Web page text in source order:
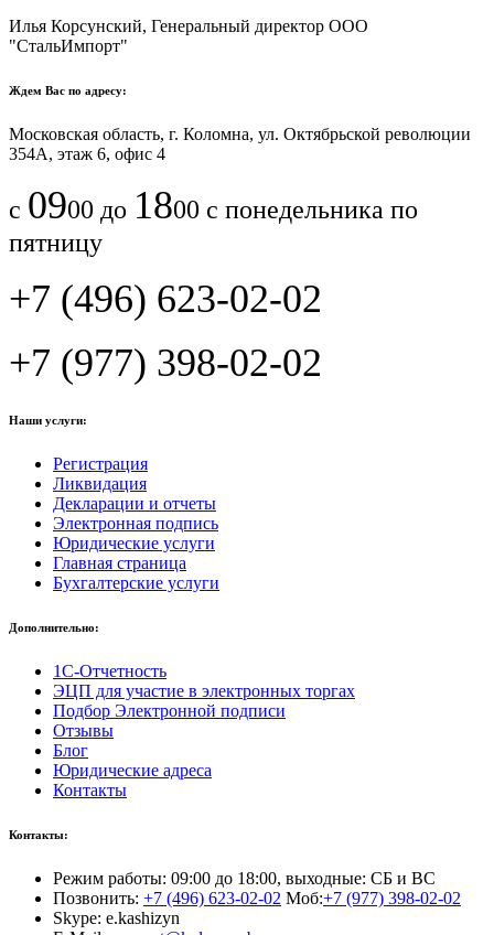
Илья Корсунский, Генеральный директор ООО
"СтальИмпорт"
Ждем Вас по адресу:
Московская область, г. Коломна, ул. Октябрьской революции
354А, этаж 6, офис 4
с 0900 до 1800 с понедельника по
пятницу
+7 (496) 623-02-02
+7 (977) 398-02-02
Наши услуги:
Регистрация
Ликвидация
Декларации и отчеты
Электронная подпись
Юридические услуги
Главная страница
Бухгалтерские услуги
Дополнительно:
1С-Отчетность
ЭЦП для участие в электронных торгах
Подбор Электронной подписи
Отзывы
Блог
Юридические адреса
Контакты
Контакты:
Режим работы: 09:00 до 18:00, выходные: СБ и ВС
Позвонить: +7 (496) 623-02-02 Моб:+7 (977) 398-02-02
Skype: e.kashizyn